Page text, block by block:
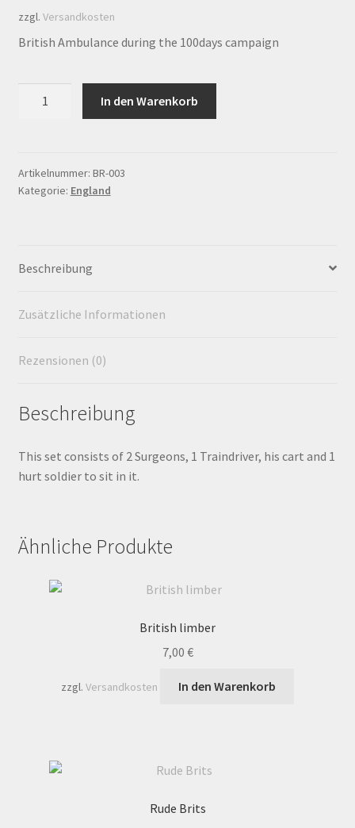
Zahlungsarten
zzgl. Versandkosten
British Ambulance during the 100days campaign
100days
campaign
In den Warenkorb
Artikelnummer: BR-003
Kategorie: England
Beschreibung
Zusätzliche Informationen
Rezensionen (0)
Beschreibung
This set consists of 2 Surgeons, 1 Traindriver, his cart and 1
hurt soldier to sit in it.
Ähnliche Produkte
British limber
7,00 €
zzgl.Versandkosten In den Warenkorb
Rude Brits